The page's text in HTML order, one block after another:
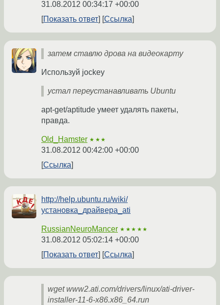
31.08.2012 00:34:17 +00:00
Показать ответ
Ссылка
затем ставлю дрова на видеокарту
Используй jockey
устал переустанавливать Ubuntu
apt-get/aptitude умеет удалять пакеты,
правда.
Old_Hamster ★★★
31.08.2012 00:42:00 +00:00
Ссылка
http://help.ubuntu.ru/wiki/
установка_драйвера_ati
RussianNeuroMancer ★★★★★
31.08.2012 05:02:14 +00:00
Показать ответ
Ссылка
wget www2.ati.com/drivers/linux/ati-driver-
installer-11-6-x86.x86_64.run